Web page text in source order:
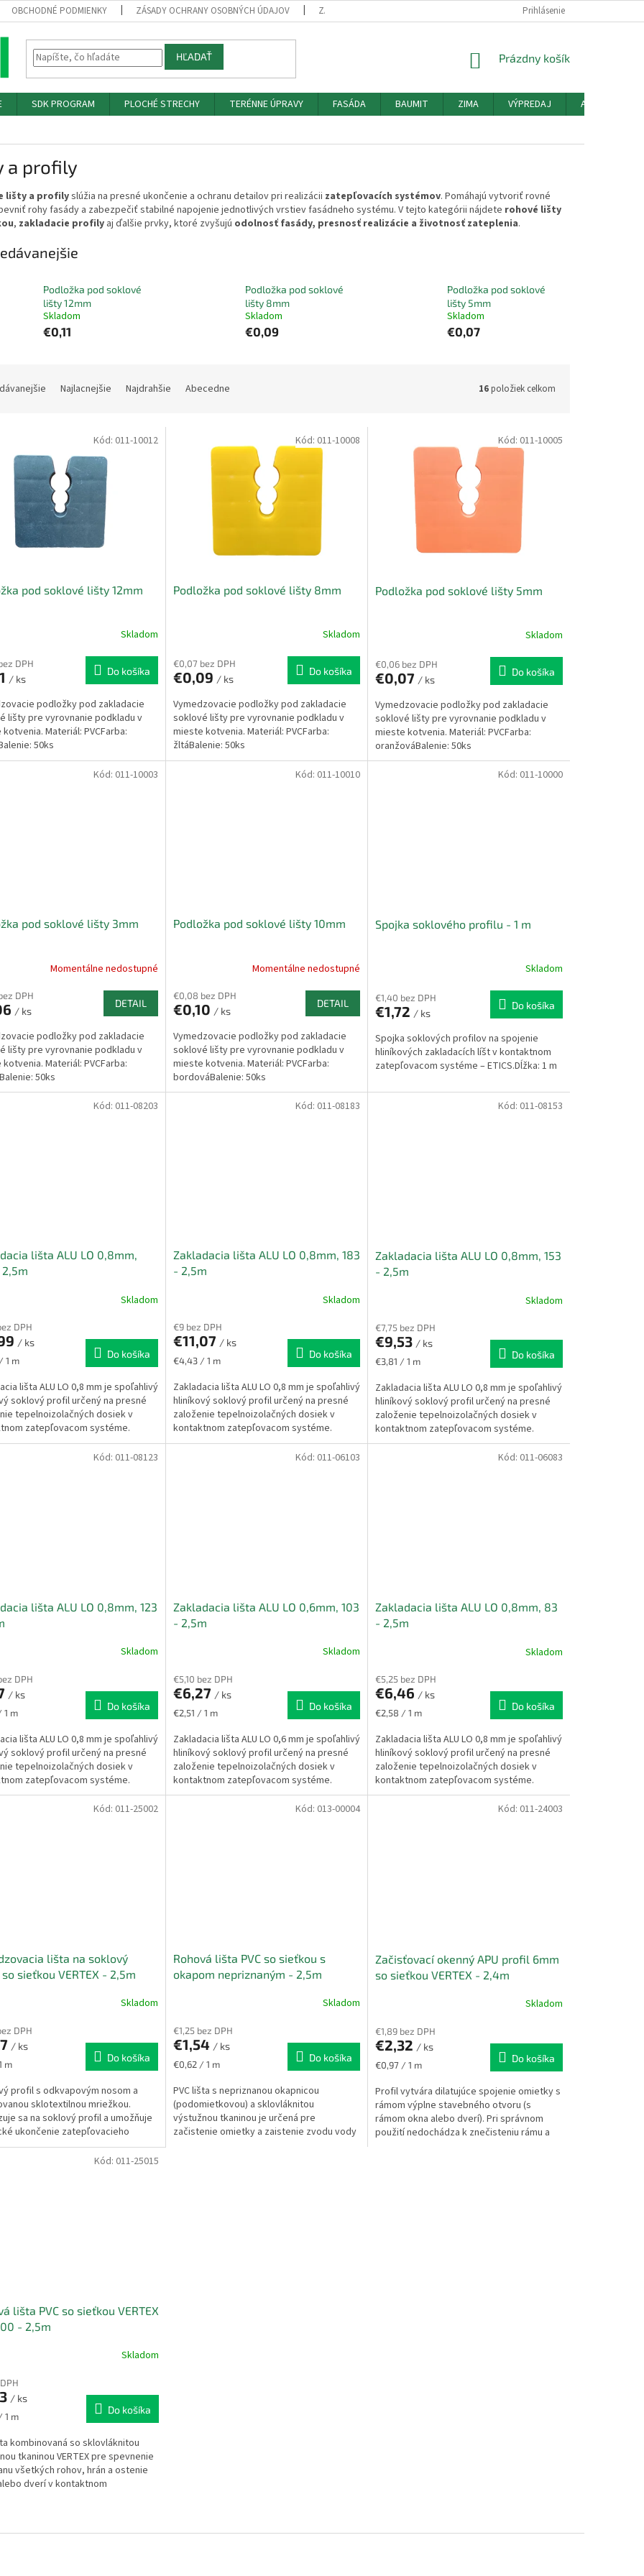
OBCHODNÉ PODMIENKY ZÁSADY OCHRANY OSOBNÝCH ÚDAJOV ZÁSADY POUŽÍVANIA SÚBOROV COOKIES HODNOTENIE OBCHODU
Prihlásenie
HĽADAŤ
NÁKUPNÝ
Prázdny košík
SDK PROGRAM PLOCHÉ STRECHY TERÉNNE ÚPRAVY FASÁDA BAUMIT ZIMA VÝPREDAJ AKCIE
a profily
lišty a profilyslúžia na presné ukončenie a ochranu detailov pri realizácii zatepľovacích systémov. Pomáhajú vytvoriť rovné
rohy fasády a zabezpečiť stabilné napojenie jednotlivých vrstiev fasádneho systému. V tejto kategórii nájdete rohové lišty
, zakladacie profily aj ďalšie prvky, ktoré zvyšujú odolnosť fasády, presnosť realizácie a životnosť zateplenia.
Podložka pod soklové
lišty 12mm
Skladom
€0,11
Podložka pod soklové
lišty 8mm
Skladom
€0,09
Podložka pod soklové
lišty 5mm
Skladom
€0,07
Najlacnejšie Najdrahšie Abecedne 16položiek celkom
pod soklové lišty 12mm
Skladom
DPH
/ ks
Do košíka
podložky pod zakladacie
lišty pre vyrovnanie podkladu v
Materiál: PVCFarba:
50ks
Kód: 011-10012
Podložka pod soklové lišty 8mm
Skladom
€0,07 bez DPH
€0,09 / ks
Do košíka
Vymedzovacie podložky pod zakladacie
soklové lišty pre vyrovnanie podkladu v
mieste kotvenia. Materiál: PVCFarba:
žltáBalenie: 50ks
Kód: 011-10008
Podložka pod soklové lišty 5mm
Skladom
€0,06 bez DPH
€0,07 / ks
Do košíka
Vymedzovacie podložky pod zakladacie
soklové lišty pre vyrovnanie podkladu v
mieste kotvenia. Materiál: PVCFarba:
oranžováBalenie: 50ks
Kód: 011-10005
pod soklové lišty 3mm
Momentálne nedostupné
DPH
/ ks
DETAIL
podložky pod zakladacie
lišty pre vyrovnanie podkladu v
Materiál: PVCFarba:
50ks
Kód: 011-10003
Podložka pod soklové lišty 10mm
Momentálne nedostupné
€0,08 bez DPH
€0,10 / ks
DETAIL
Vymedzovacie podložky pod zakladacie
soklové lišty pre vyrovnanie podkladu v
mieste kotvenia. Materiál: PVCFarba:
bordováBalenie: 50ks
Kód: 011-10010
Spojka soklového profilu - 1 m
Skladom
€1,40 bez DPH
€1,72 / ks
Do košíka
Spojka soklových profilov na spojenie
hliníkových zakladacích líšt v kontaktnom
zatepľovacom systéme – ETICS.Dĺžka: 1 m
Kód: 011-10000
lišta ALU LO 0,8mm,
Skladom
DPH
/ ks
1 m
Do košíka
lišta ALU LO 0,8 mm je spoľahlivý
soklový profil určený na presné
tepelnoizolačných dosiek v
zatepľovacom systéme.
Kód: 011-08203
Zakladacia lišta ALU LO 0,8mm, 183
- 2,5m
Skladom
€9 bez DPH
€11,07 / ks
Jednotková
€4,43 / 1 m
Do košíka
Zakladacia lišta ALU LO 0,8 mm je spoľahlivý
hliníkový soklový profil určený na presné
založenie tepelnoizolačných dosiek v
kontaktnom zatepľovacom systéme.
Zabezpečuje...
Kód: 011-08183
Zakladacia lišta ALU LO 0,8mm, 153
- 2,5m
Skladom
€7,75 bez DPH
€9,53 / ks
Jednotková
€3,81 / 1 m
Do košíka
Zakladacia lišta ALU LO 0,8 mm je spoľahlivý
hliníkový soklový profil určený na presné
založenie tepelnoizolačných dosiek v
kontaktnom zatepľovacom systéme.
Zabezpečuje...
Kód: 011-08153
lišta ALU LO 0,8mm, 123
Skladom
DPH
/ ks
1 m
Do košíka
lišta ALU LO 0,8 mm je spoľahlivý
soklový profil určený na presné
tepelnoizolačných dosiek v
zatepľovacom systéme.
Kód: 011-08123
Zakladacia lišta ALU LO 0,6mm, 103
- 2,5m
Skladom
€5,10 bez DPH
€6,27 / ks
Jednotková
€2,51 / 1 m
Do košíka
Zakladacia lišta ALU LO 0,6 mm je spoľahlivý
hliníkový soklový profil určený na presné
založenie tepelnoizolačných dosiek v
kontaktnom zatepľovacom systéme.
Zabezpečuje...
Kód: 011-06103
Zakladacia lišta ALU LO 0,8mm, 83
- 2,5m
Skladom
€5,25 bez DPH
€6,46 / ks
Jednotková
€2,58 / 1 m
Do košíka
Zakladacia lišta ALU LO 0,8 mm je spoľahlivý
hliníkový soklový profil určený na presné
založenie tepelnoizolačných dosiek v
kontaktnom zatepľovacom systéme.
Zabezpečuje...
Kód: 011-06083
lišta na soklový
sieťkou VERTEX - 2,5m
Skladom
DPH
/ ks
m
Do košíka
profil s odkvapovým nosom a
sklotextilnou mriežkou.
sa na soklový profil a umožňuje
ukončenie zatepľovacieho
pri sokli bez...
Kód: 011-25002
Rohová lišta PVC so sieťkou s
okapom nepriznaným - 2,5m
Skladom
€1,25 bez DPH
€1,54 / ks
Jednotková
€0,62 / 1 m
Do košíka
PVC lišta s nepriznanou okapnicou
(podomietkovou) a sklovláknitou
výstužnou tkaninou je určená pre
začistenie omietky a zaistenie zvodu vody
Kód: 013-00004
Začisťovací okenný APU profil 6mm
so sieťkou VERTEX - 2,4m
Skladom
€1,89 bez DPH
€2,32 / ks
Jednotková
€0,97 / 1 m
Do košíka
Profil vytvára dilatujúce spojenie omietky s
rámom výplne stavebného otvoru (s
rámom okna alebo dverí). Pri správnom
použití nedochádza k znečisteniu rámu a
Kód: 011-24003
lišta PVC so sieťkou VERTEX
- 2,5m
Skladom
/ ks
1 m
Do košíka
kombinovaná so sklovláknitou
tkaninou VERTEX pre spevnenie
všetkých rohov, hrán a ostenie
dverí v kontaktnom
Kód: 011-25015
v